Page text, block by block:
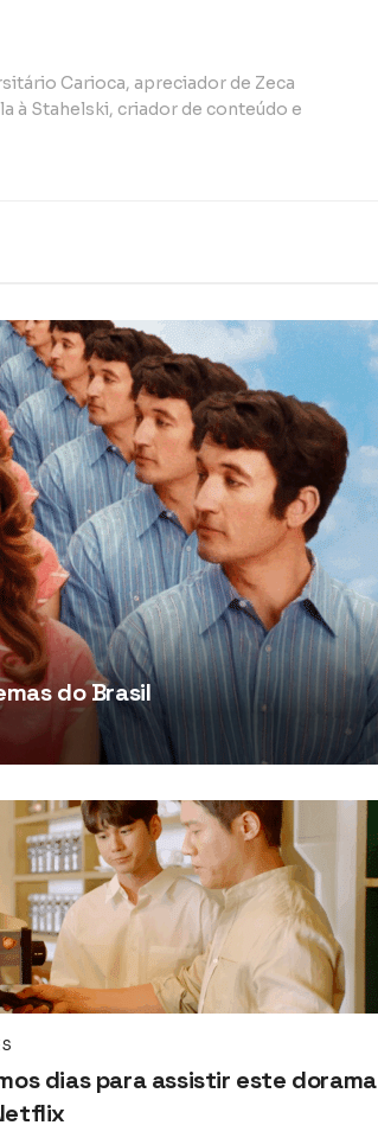
Carioca, apreciador de Zeca
à Stahelski, criador de conteúdo e
do Brasil
dias para assistir este dorama